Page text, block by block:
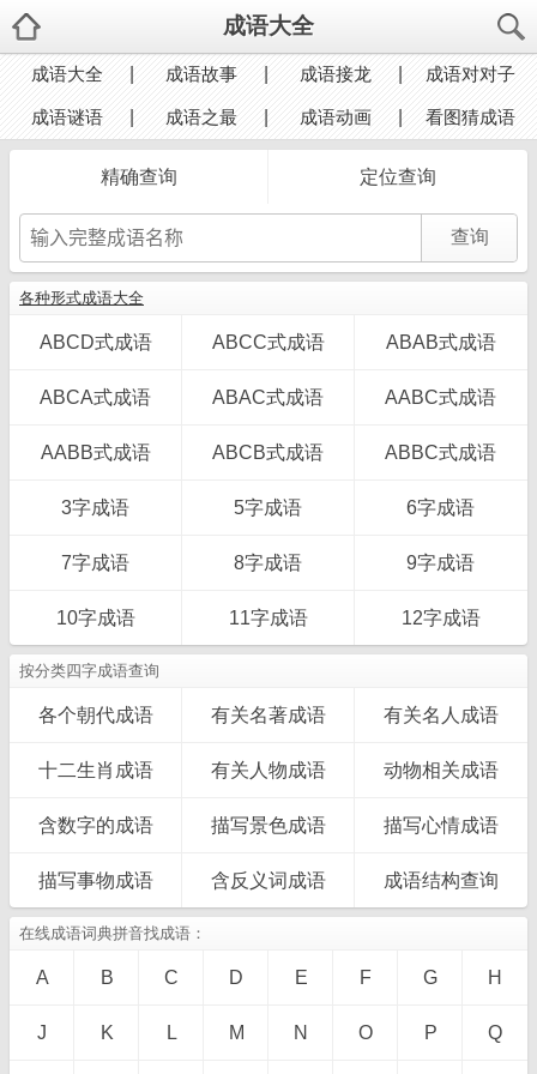
成语大全
成语大全 成语故事 成语接龙 成语对对子
成语谜语 成语之最 成语动画 看图猜成语
精确查询 定位查询
各种形式成语大全
ABCD式成语 ABCC式成语 ABAB式成语
ABCA式成语 ABAC式成语 AABC式成语
AABB式成语 ABCB式成语 ABBC式成语
3字成语 5字成语 6字成语
7字成语 8字成语 9字成语
10字成语 11字成语 12字成语
按分类四字成语查询
各个朝代成语 有关名著成语 有关名人成语
十二生肖成语 有关人物成语 动物相关成语
含数字的成语 描写景色成语 描写心情成语
描写事物成语 含反义词成语 成语结构查询
在线成语词典拼音找成语：
A B C D E F G H
J K L M N O P Q